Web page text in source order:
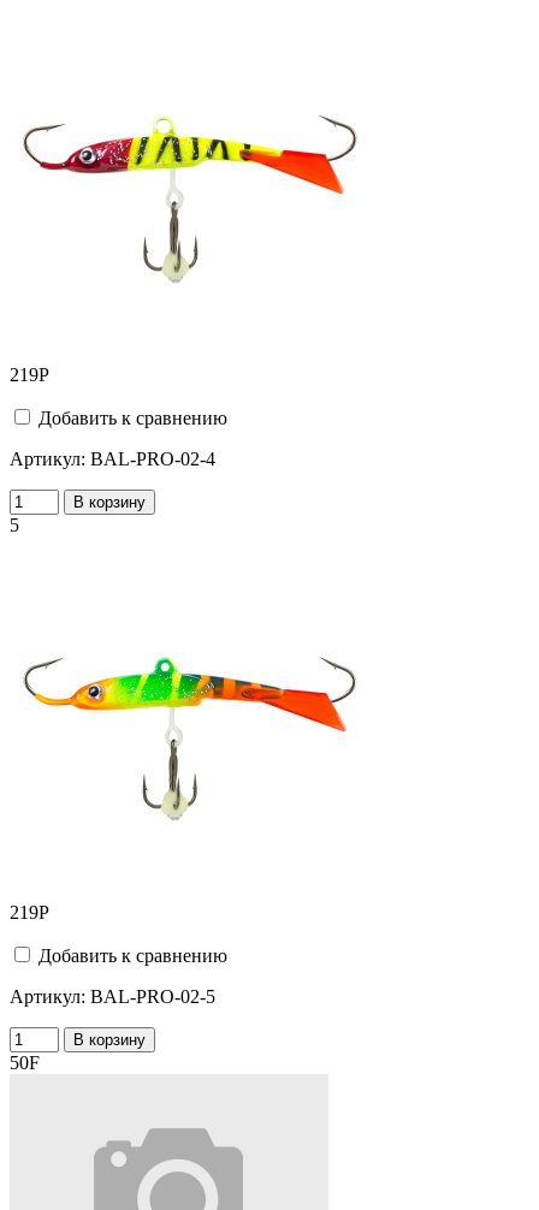
219Р
Добавить к сравнению
Артикул: BAL-PRO-02-4
В корзину
5
219Р
Добавить к сравнению
Артикул: BAL-PRO-02-5
В корзину
50F